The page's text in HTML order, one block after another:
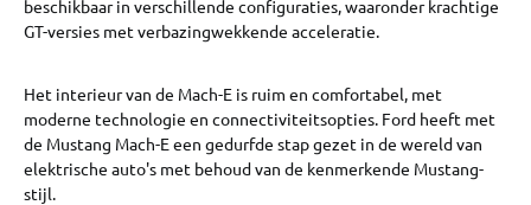
beschikbaar in verschillende configuraties, waaronder krachtige
GT-versies met verbazingwekkende acceleratie.
Het interieur van de Mach-E is ruim en comfortabel, met
moderne technologie en connectiviteitsopties. Ford heeft met
de Mustang Mach-E een gedurfde stap gezet in de wereld van
elektrische auto's met behoud van de kenmerkende Mustang-
stijl.